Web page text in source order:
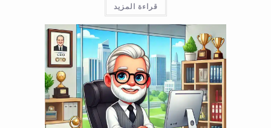
قراءة المزيد